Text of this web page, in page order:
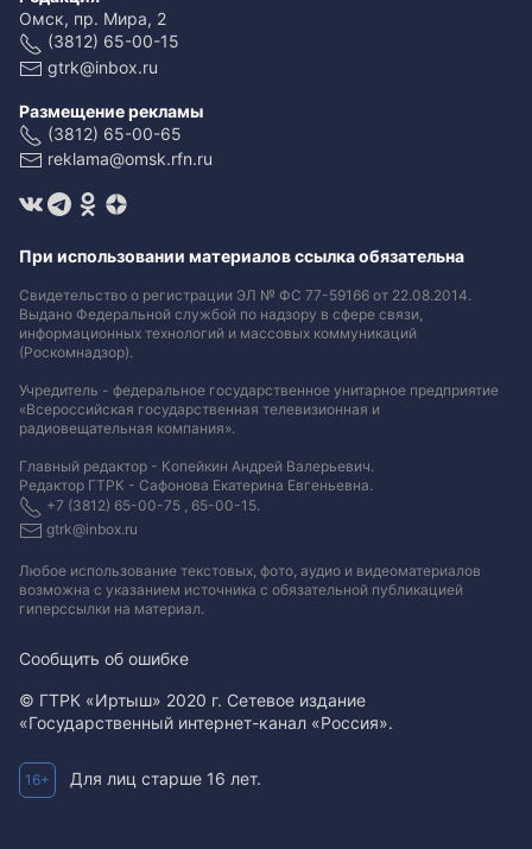
Омск, пр. Мира, 2
(3812) 65-00-15
gtrk@inbox.ru
Размещение рекламы
(3812) 65-00-65
reklama@omsk.rfn.ru
При использовании материалов ссылка обязательна
Свидетельство о регистрации ЭЛ № ФС 77-59166 от 22.08.2014.
Выдано Федеральной службой по надзору в сфере связи,
информационных технологий и массовых коммуникаций
(Роскомнадзор).
Учредитель - федеральное государственное унитарное предприятие
«Всероссийская государственная телевизионная и
радиовещательная компания».
Главный редактор - Копейкин Андрей Валерьевич.
Редактор ГТРК - Сафонова Екатерина Евгеньевна.
+7 (3812) 65-00-75 , 65-00-15.
gtrk@inbox.ru
Любое использование текстовых, фото, аудио и видеоматериалов
возможна с указанием источника с обязательной публикацией
гиперссылки на материал.
Сообщить об ошибке
© ГТРК «Иртыш» 2020 г. Сетевое издание
«Государственный интернет-канал «Россия».
16+ Для лиц старше 16 лет.